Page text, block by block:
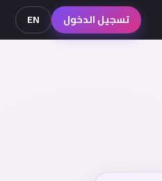
تسجيل الدخول EN